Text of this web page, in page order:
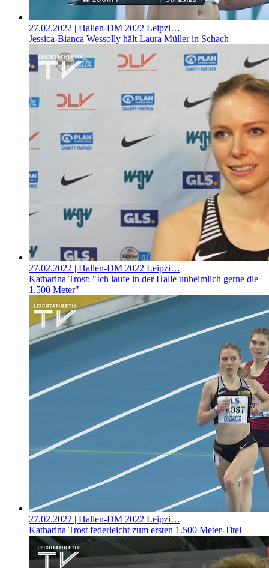
27.02.2022 | Hallen-DM 2022 Leipzi…
Jessica-Bianca Wessolly hält Laura Müller in Schach
27.02.2022 | Hallen-DM 2022 Leipzi…
Katharina Trost: "Ich laufe in der Halle unheimlich gerne die
1.500 Meter"
27.02.2022 | Hallen-DM 2022 Leipzi…
Katharina Trost federleicht zum ersten 1.500 Meter-Titel